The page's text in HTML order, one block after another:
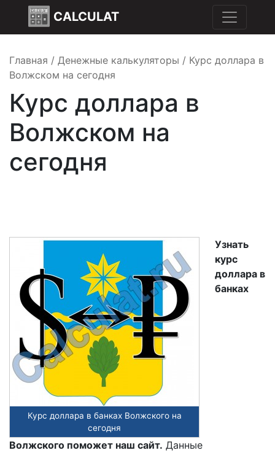
CALCULAT
Главная / Денежные калькуляторы / Курс доллара в
Волжском на сегодня
Курс доллара в
Волжском на
сегодня
Курс доллара в банках Волжского на
сегодня
Узнать
курс
доллара в
банках
Волжского поможет наш сайт. Данные